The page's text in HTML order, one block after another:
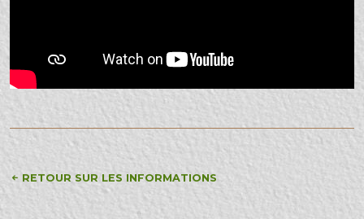
RETOUR SUR LES INFORMATIONS